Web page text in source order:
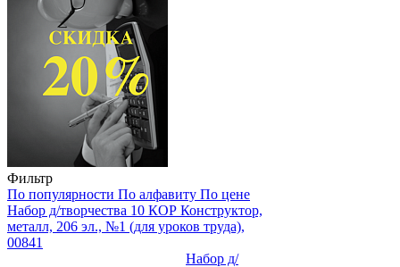
Фильтр
По популярности По алфавиту По цене
Набор д/творчества 10 КОР Конструктор,
металл, 206 эл., №1 (для уроков труда),
00841
Набор д/